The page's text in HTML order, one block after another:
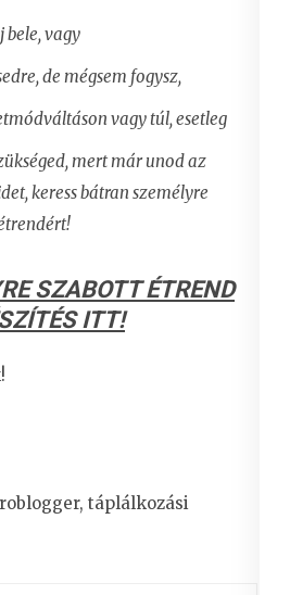
bele, vagy
de mégsem fogysz,
vagy túl, esetleg
mert már unod az
keress bátran személyre
SZABOTT ÉTREND
ITT!
táplálkozási